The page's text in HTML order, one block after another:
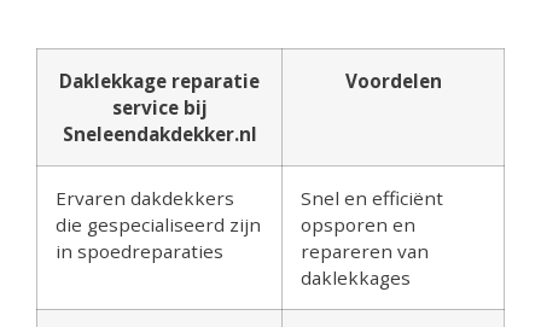
Daklekkage reparatie
service bij
Sneleendakdekker.nl
Voordelen
Ervaren dakdekkers
die gespecialiseerd zijn
in spoedreparaties
Snel en efficiënt
opsporen en
repareren van
daklekkages